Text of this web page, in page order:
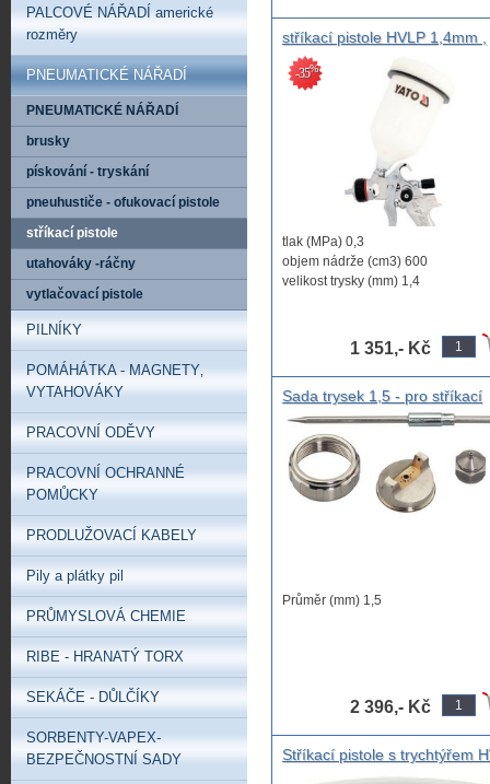
stříkací pistole HVLP 1,4mm ,
pneumatická sříkací pistole
barvu se sníženou prašností
HVLP 1,4mm tryska ,
-35%
tlak (MPa) 0,3
objem nádrže (cm3) 600
velikost trysky (mm) 1,4
1 351,- Kč
Sada trysek 1,5 - pro stříkací
pistole FP-HTE (B030013 ),
náhradní tryska stříkací
schneider FP-HTE 1,5mm
Průměr (mm) 1,5
2 396,- Kč
Stříkací pistole s trychtýřem
TSP, stříkací pistole na
PALCOVÉ NÁŘADÍ americké
rozměry
PNEUMATICKÉ NÁŘADÍ
PNEUMATICKÉ NÁŘADÍ
brusky
pískování - tryskání
pneuhustiče - ofukovací pistole
stříkací pistole
utahováky -ráčny
vytlačovací pistole
PILNÍKY
POMÁHÁTKA - MAGNETY‚
VYTAHOVÁKY
PRACOVNÍ ODĚVY
PRACOVNÍ OCHRANNÉ
POMŮCKY
PRODLUŽOVACÍ KABELY
Pily a plátky pil
PRŮMYSLOVÁ CHEMIE
RIBE - HRANATÝ TORX
SEKÁČE - DŮLČÍKY
SORBENTY-VAPEX-
BEZPEČNOSTNÍ SADY